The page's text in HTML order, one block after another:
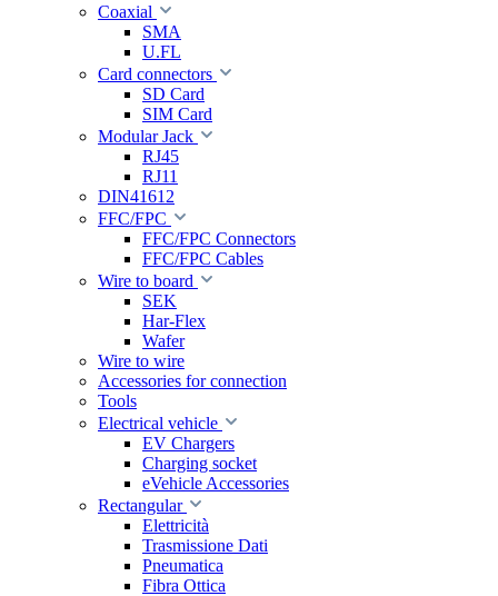
Coaxial
SMA
U.FL
Card connectors
SD Card
SIM Card
Modular Jack
RJ45
RJ11
DIN41612
FFC/FPC
FFC/FPC Connectors
FFC/FPC Cables
Wire to board
SEK
Har-Flex
Wafer
Wire to wire
Accessories for connection
Tools
Electrical vehicle
EV Chargers
Charging socket
eVehicle Accessories
Rectangular
Elettricità
Trasmissione Dati
Pneumatica
Fibra Ottica